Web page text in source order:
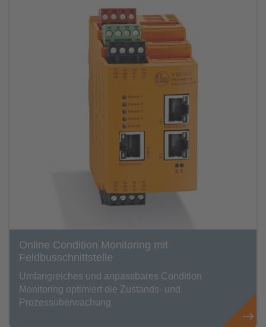
Online Condition Monitoring mit
Feldbusschnittstelle
Umfangreiches und anpassbares Condition
Monitoring optimiert die Zustands- und
Prozessüberwachung